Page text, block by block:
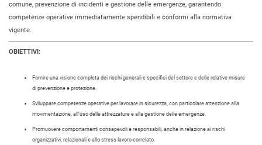
comune, prevenzione di incidenti e gestione delle emergenze, garantendo
competenze operative immediatamente spendibili e conformi alla normativa
vigente.
OBIETTIVI:
Fornire una visione completa dei rischi generali e specifici del settore e delle relative misure
di prevenzione e protezione.
Sviluppare competenze operative per lavorare in sicurezza, con particolare attenzione alla
movimentazione, all’uso delle attrezzature e alla gestione delle emergenze.
Promuovere comportamenti consapevoli e responsabili, anche in relazione ai rischi
organizzativi, relazionali e allo stress lavoro-correlato.